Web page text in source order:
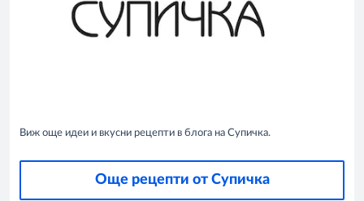
Виж още идеи и вкусни рецепти в блога на Супичка.
Още рецепти от Супичка